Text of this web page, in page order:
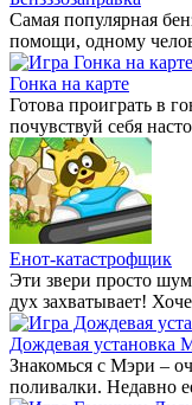
Самая популярная
помощи, одному
Гонка на карте
Готова проиграть в
почувствуй себя
Енот-катастрофщик
Эти звери просто
дух захватывает!
Дождевая установка
Знакомься с Мэри –
поливалки. Недавно